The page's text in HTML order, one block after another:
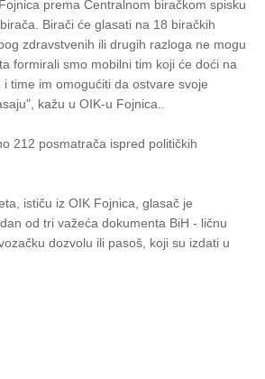
prema Centralnom biračkom spisku
Birači će glasati na 18 biračkih
zdravstvenih ili drugih razloga ne mogu
formirali smo mobilni tim koji će doći na
time im omogućiti da ostvare svoje
kažu u OIK-u Fojnica..
212 posmatrača ispred političkih
ističu iz OIK Fojnica, glasač je
od tri važeća dokumenta BiH - ličnu
dozvolu ili pasoš, koji su izdati u